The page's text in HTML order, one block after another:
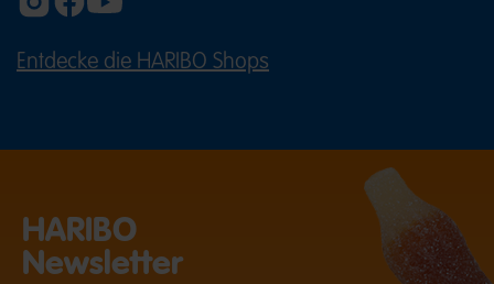
Entdecke die HARIBO Shops
HARIBO
Newsletter